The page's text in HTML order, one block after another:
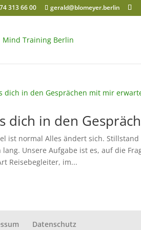
313 66 00 gerald@blomeyer.berlin
dich in den
ist normal Alles ändert sich.
lang. Unsere Aufgabe ist es, auf die
Reisebegleiter, im...
Datenschutz